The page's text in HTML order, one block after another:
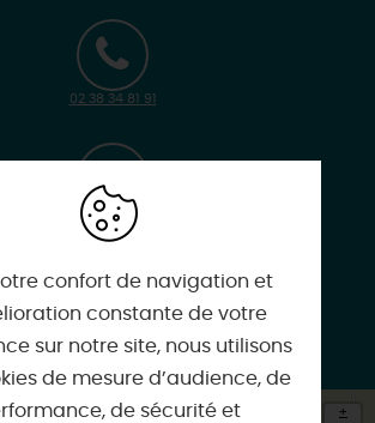
02 38 34 81 91
www.vostickets.fr
www.ville-lemalesherbois.fr
+
confort de navigation et
constante de votre
sur notre site, nous utilisons
de mesure d’audience, de
de sécurité et